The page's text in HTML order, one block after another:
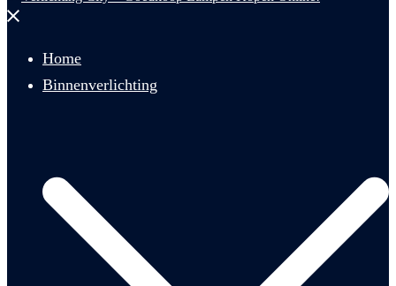
Menu
Home
Binnenverlichting